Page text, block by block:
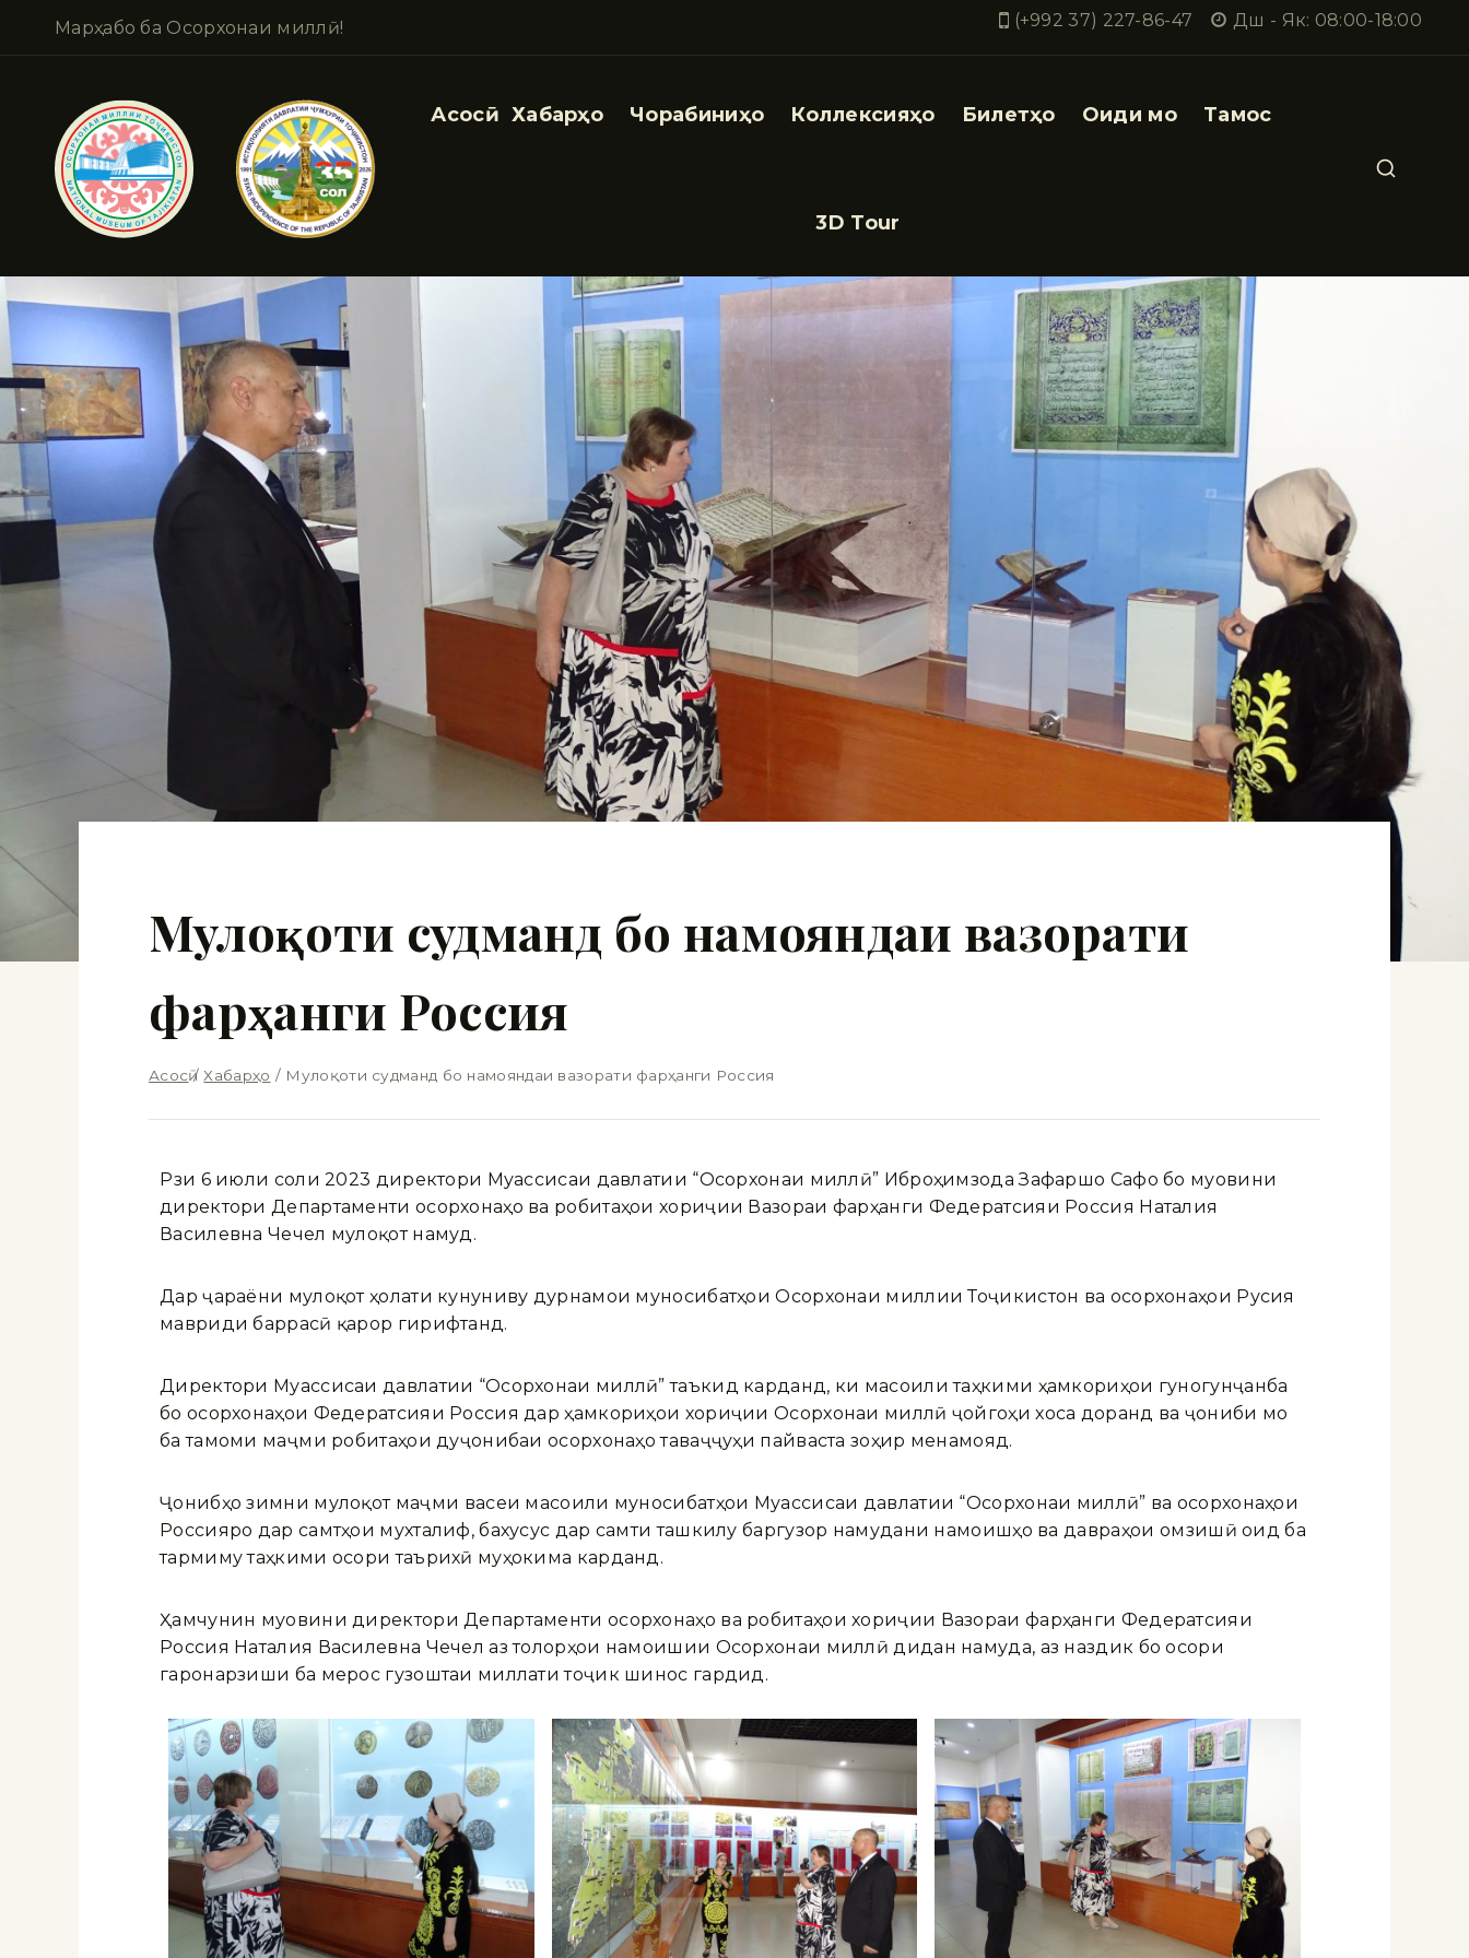
Марҳабо ба Осорхонаи миллӣ! (+992 37) 227-86-47 Дш - Як: 08:00-18:00
Асосӣ Хабарҳо Чорабиниҳо Коллексияҳо Билетҳо Оиди мо Тамос
3D Tour
Мулоқоти судманд бо намояндаи вазорати
фарҳанги Россия
Асосӣ / Хабарҳо / Мулоқоти судманд бо намояндаи вазорати фарҳанги Россия
Рӯзи 6 июли соли 2023 директори Муассисаи давлатии “Осорхонаи миллӣ” Иброҳимзода Зафаршо Сафо бо муовини
директори Департаменти осорхонаҳо ва робитаҳои хориҷии Вазораи фарҳанги Федератсияи Россия Наталия
Василевна Чечел мулоқот намуд.
Дар ҷараёни мулоқот ҳолати кунуниву дурнамои муносибатҳои Осорхонаи миллии Тоҷикистон ва осорхонаҳои Русия
мавриди баррасӣ қарор гирифтанд.
Директори Муассисаи давлатии “Осорхонаи миллӣ” таъкид карданд, ки масоили таҳкими ҳамкориҳои гуногунҷанба
бо осорхонаҳои Федератсияи Россия дар ҳамкориҳои хориҷии Осорхонаи миллӣ ҷойгоҳи хоса доранд ва ҷониби мо
ба тамоми маҷмӯи робитаҳои дуҷонибаи осорхонаҳо таваҷҷуҳи пайваста зоҳир менамояд.
Ҷонибҳо зимни мулоқот маҷмӯи васеи масоили муносибатҳои Муассисаи давлатии “Осорхонаи миллӣ” ва осорхонаҳои
Россияро дар самтҳои мухталиф, бахусус дар самти ташкилу баргузор намудани намоишҳо ва давраҳои омӯзишӣ оид ба
тармиму таҳкими осори таърихӣ муҳокима карданд.
Ҳамчунин муовини директори Департаменти осорхонаҳо ва робитаҳои хориҷии Вазораи фарҳанги Федератсияи
Россия Наталия Василевна Чечел аз толорҳои намоишии Осорхонаи миллӣ дидан намуда, аз наздик бо осори
гаронарзиши ба мерос гузоштаи миллати тоҷик шинос гардид.